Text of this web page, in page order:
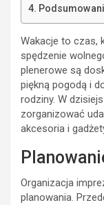
Wakacje to czas,
spędzenie
plenerowe są
piękną pogodą i
rodziny. W
zorganizować
akcesoria i
Organizacja
planowania.